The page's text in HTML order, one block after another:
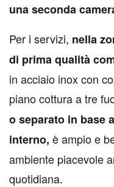
una seconda
Per i servizi, nella
di prima qualità
in acciaio inox con
piano cottura a tre
o separato in base
interno, è ampio e
ambiente piacevole
quotidiana.